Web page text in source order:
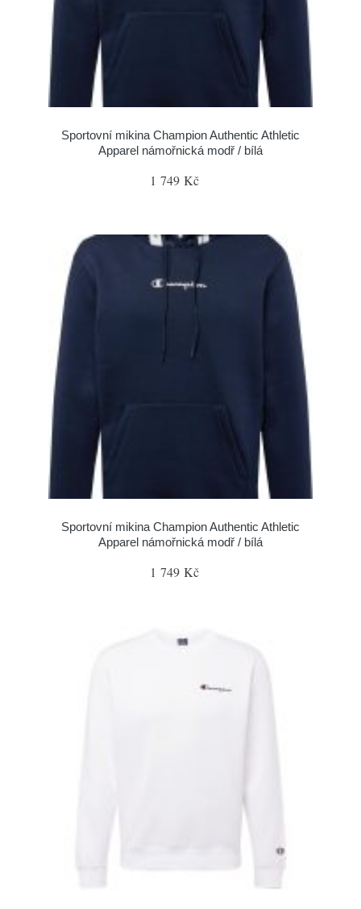
Sportovní mikina Champion Authentic Athletic
Apparel námořnická modř / bílá
1 749 Kč
Sportovní mikina Champion Authentic Athletic
Apparel námořnická modř / bílá
1 749 Kč